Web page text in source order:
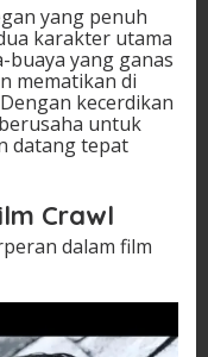
yang penuh
karakter utama
buaya yang ganas
mematikan di
kecerdikan
untuk
datang tepat
Crawl
dalam film